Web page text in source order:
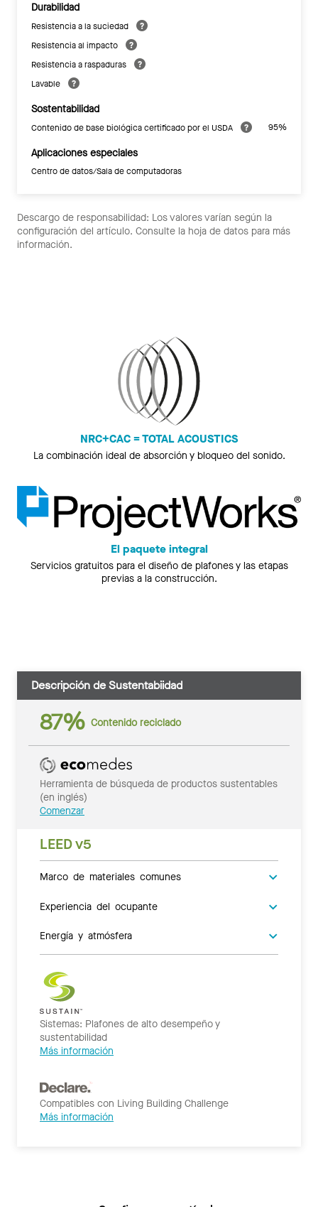
Durabilidad
Resistencia a la suciedad
Resistencia al impacto
Resistencia a raspaduras
Lavable
Sostentabilidad
Contenido de base biológica certificado por el USDA 95%
Aplicaciones especiales
Centro de datos/Sala de computadoras
Descargo de responsabilidad: Los valores varían según la
configuración del artículo. Consulte la hoja de datos para más
información.
NRC+CAC = TOTAL ACOUSTICS
La combinación ideal de absorción y bloqueo del sonido.
El paquete integral
Servicios gratuitos para el diseño de plafones y las etapas
previas a la construcción.
Descripción de Sustentabiidad
87% Contenido reciclado
Herramienta de búsqueda de productos sustentables
(en inglés)
Comenzar
LEED v5
Marco de materiales comunes
Experiencia del ocupante
Energía y atmósfera
Sistemas: Plafones de alto desempeño y
sustentabilidad
Más información
Compatibles con Living Building Challenge
Más información